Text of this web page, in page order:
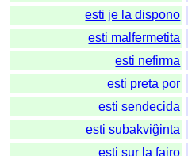
esti je la dispono
esti malfermetita
esti nefirma
esti preta por
esti sendecida
esti subakviĝinta
esti sur la fajro